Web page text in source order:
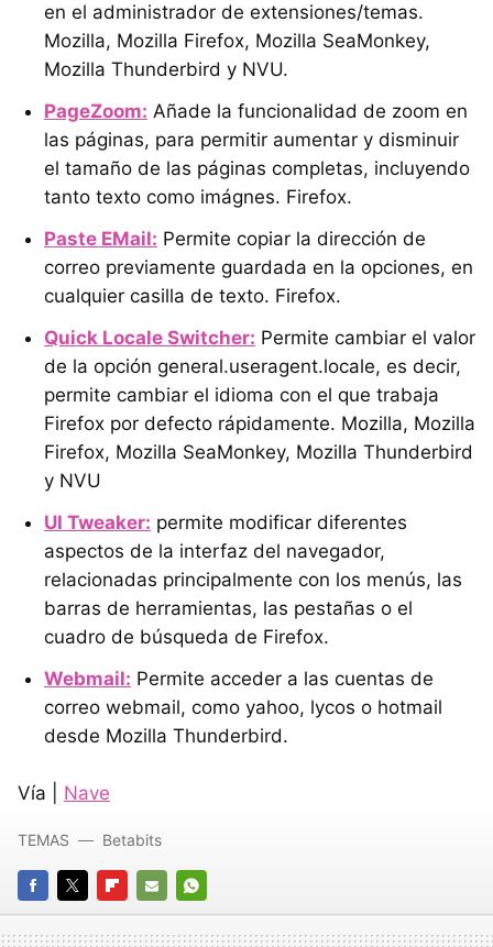
en el administrador de extensiones/temas.
Mozilla, Mozilla Firefox, Mozilla SeaMonkey,
Mozilla Thunderbird y NVU.
PageZoom: Añade la funcionalidad de zoom en
las páginas, para permitir aumentar y disminuir
el tamaño de las páginas completas, incluyendo
tanto texto como imágnes. Firefox.
Paste EMail: Permite copiar la dirección de
correo previamente guardada en la opciones, en
cualquier casilla de texto. Firefox.
Quick Locale Switcher: Permite cambiar el valor
de la opción general.useragent.locale, es decir,
permite cambiar el idioma con el que trabaja
Firefox por defecto rápidamente. Mozilla, Mozilla
Firefox, Mozilla SeaMonkey, Mozilla Thunderbird
y NVU
UI Tweaker: permite modificar diferentes
aspectos de la interfaz del navegador,
relacionadas principalmente con los menús, las
barras de herramientas, las pestañas o el
cuadro de búsqueda de Firefox.
Webmail: Permite acceder a las cuentas de
correo webmail, como yahoo, lycos o hotmail
desde Mozilla Thunderbird.
Vía | Nave
FACEBOOK
TWITTERFLIPBOARD
E-
WHATSAPP
TEMAS Betabits